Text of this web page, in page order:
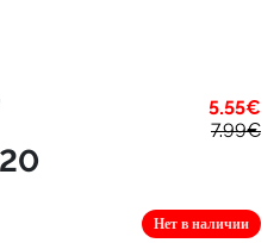
5.55€
7.99€
Нет в наличии